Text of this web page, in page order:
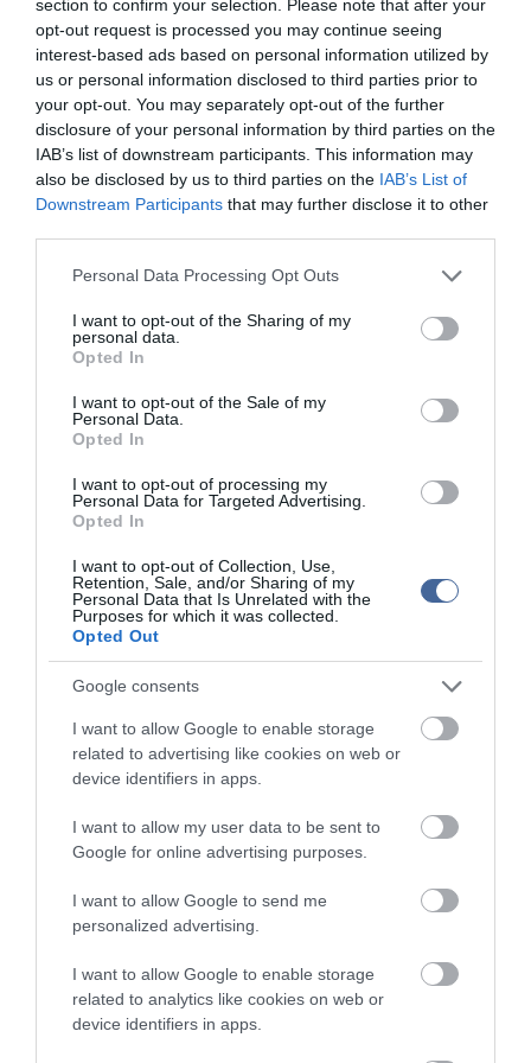
section to confirm your selection. Please note that after your
opt-out request is processed you may continue seeing
interest-based ads based on personal information utilized by
us or personal information disclosed to third parties prior to
your opt-out. You may separately opt-out of the further
disclosure of your personal information by third parties on the
IAB’s list of downstream participants. This information may
also be disclosed by us to third parties on the IAB’s List of
Downstream Participants that may further disclose it to other
Please note that this website/app uses one or more Google
not limited to your visit or usage behaviour. You may click to
grant or deny consent to Google and its third-party tags to
use your data for below specified purposes in below Google
consent section.
Personal Data Processing Opt Outs
I want to opt-out of the Sharing of my
personal data.
Opted In
I want to opt-out of the Sale of my
Personal Data.
Opted In
I want to opt-out of processing my
Personal Data for Targeted Advertising.
Opted In
I want to opt-out of Collection, Use,
Retention, Sale, and/or Sharing of my
Personal Data that Is Unrelated with the
Purposes for which it was collected.
Opted Out
Google consents
I want to allow Google to enable storage
related to advertising like cookies on web or
device identifiers in apps.
I want to allow my user data to be sent to
Google for online advertising purposes.
I want to allow Google to send me
personalized advertising.
I want to allow Google to enable storage
related to analytics like cookies on web or
device identifiers in apps.
5. tévhit: A mammográfia emlőrákot okoz.
Tény:A sugárzás káros hatásainak kockázata eltörpül a korai
diagnózis óriási előnyei mellett.A 40 éven felüli nőknek
általában azt javasolják, hogy évente végeztessenek
mammográfiai vizsgálatot. A sugárzás szintjét hatóságilag
szabályozzák, és meglehetősen alacsonyan szabják meg –
körülbelül annyi, mint természetes forrásból származó sugárzás 3
hónap alatt.
6. tévhit: A fogamzásgátló tabletták emlőrákot okoznak.
Tény: Az orvosok szerintnincs elegendő bizonyíték ahhoz,
abbahagyják a fogamzásgátló gyógyszerek szedését.
fogamzásgátlót szedők esetében valamivel nagyobb a kockázat, a
szakértők hangsúlyozzák, hogy a mai fogamzásgátló
készítmények összetétele sokat változott azóta, a többségük
A fogamzásgátlóval összefüggő emlőrák kockázat ráadásul az
etnikumtól és az életkortól is függhet, és minden nő esetében más
7. tévhit: A fiatal nőkben nem alakul ki emlőrák.
Tény: Igaz, hogya betegség a változó koron átesett nőkben
gyakoribb,mégis bármilyen életkorban jelentkezhet. Az összes
emlőrákos eset 25 százaléka 50 éven aluli nőkben alakul ki, és
Mivel a fiatal nőknek feszesebb a melle, a mammográfiai vizsgálat
nehezebben mutatja ki a csomókat, ezért 20 éves kortól érdemes
szűrést kérni, 40 éves kortól pedig rendszeres mammográfiai
vizsgálatokat végeztetni.
8. tévhit: A dezodorok és izzadásgátlók emlőrákot okoznak.
Tény: Ha valaki kerüli ezeket a pipereholmikat, attól még nem
Rákkutató Központ kutatása kimutatta, hogy nincs összefüggés a
dezodor illetve izzadásgátló használata és az emlőrák között.